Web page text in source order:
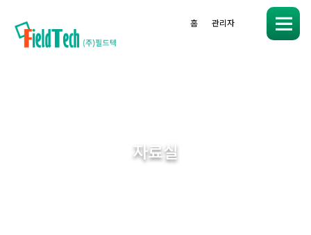
관리자
홈
자료실